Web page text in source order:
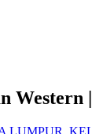
LUMPUR,